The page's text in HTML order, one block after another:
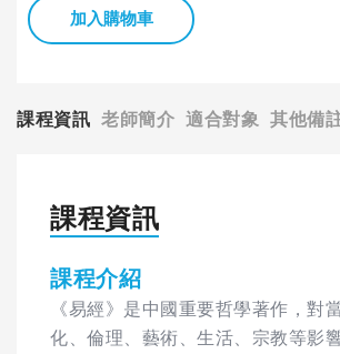
加入購物車
課程資訊 老師簡介 適合對象 其他備
課程資訊
課程介紹
《易經》是中國重要哲學著作，對
化、倫理、藝術、生活、宗教等影